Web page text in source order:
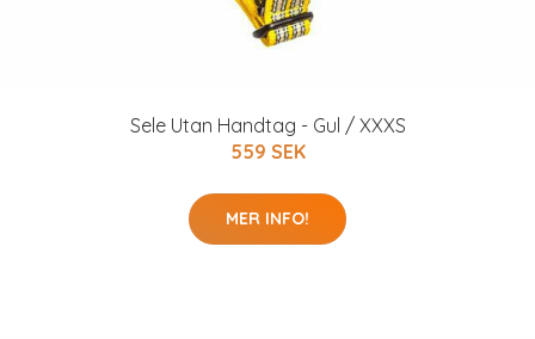
Sele Utan Handtag - Gul / XXXS
559 SEK
MER INFO!